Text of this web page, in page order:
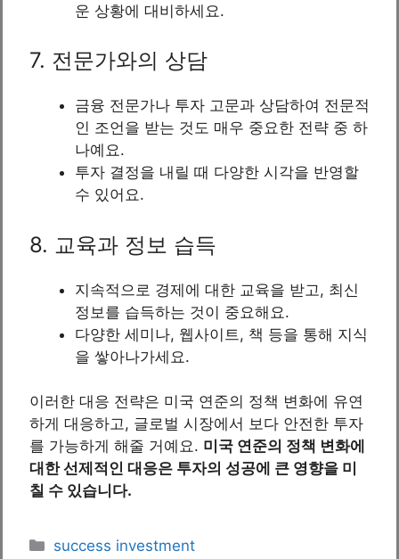
운 상황에 대비하세요.
7. 전문가와의 상담
금융 전문가나 투자 고문과 상담하여 전문적
인 조언을 받는 것도 매우 중요한 전략 중 하
나예요.
투자 결정을 내릴 때 다양한 시각을 반영할
수 있어요.
8. 교육과 정보 습득
지속적으로 경제에 대한 교육을 받고, 최신
정보를 습득하는 것이 중요해요.
다양한 세미나, 웹사이트, 책 등을 통해 지식
을 쌓아나가세요.
이러한 대응 전략은 미국 연준의 정책 변화에 유연
하게 대응하고, 글로벌 시장에서 보다 안전한 투자
를 가능하게 해줄 거예요. 미국 연준의 정책 변화에
대한 선제적인 대응은 투자의 성공에 큰 영향을 미
칠 수 있습니다.
Categories
success investment